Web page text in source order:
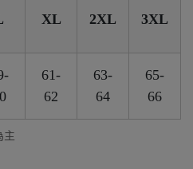
XL 2XL 3XL
61-
62
63-
64
65-
66
主